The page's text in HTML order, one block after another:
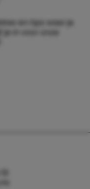
en tips waar je
in voor onze